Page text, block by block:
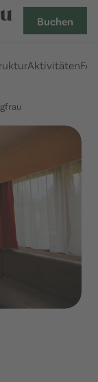
Buchen
Aktivitäten